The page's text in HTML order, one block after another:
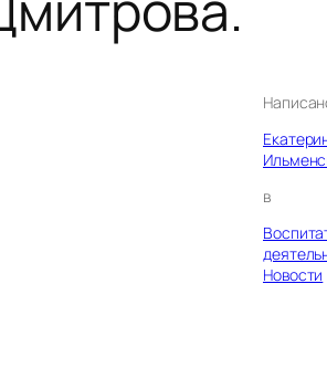
в
Новости